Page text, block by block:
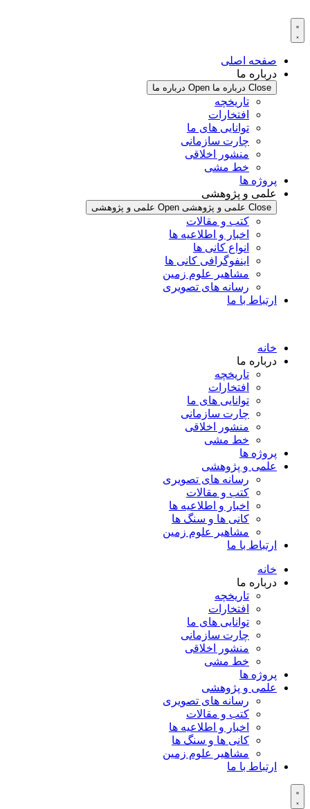
به
محتوا
صفحه اصلی
درباره ما
Close درباره ما Open درباره ما
تاریخچه
افتخارات
توانایی های ما
چارت سازمانی
منشور اخلاقی
خط مشی
پروژه ها
علمی و پژوهشی
Close علمی و پژوهشی Open علمی و پژوهشی
کتب و مقالات
اخبار و اطلاعیه ها
انواع کانی ها
اینفوگرافی کانی ها
مشاهیر علوم زمین
رسانه های تصویری
ارتباط با ما
خانه
درباره ما
تاریخچه
افتخارات
توانایی های ما
چارت سازمانی
منشور اخلاقی
خط مشی
پروژه ها
علمی و پژوهشی
رسانه های تصویری
کتب و مقالات
اخبار و اطلاعیه ها
کانی ها و سنگ ها
مشاهیر علوم زمین
ارتباط با ما
خانه
درباره ما
تاریخچه
افتخارات
توانایی های ما
چارت سازمانی
منشور اخلاقی
خط مشی
پروژه ها
علمی و پژوهشی
رسانه های تصویری
کتب و مقالات
اخبار و اطلاعیه ها
کانی ها و سنگ ها
مشاهیر علوم زمین
ارتباط با ما